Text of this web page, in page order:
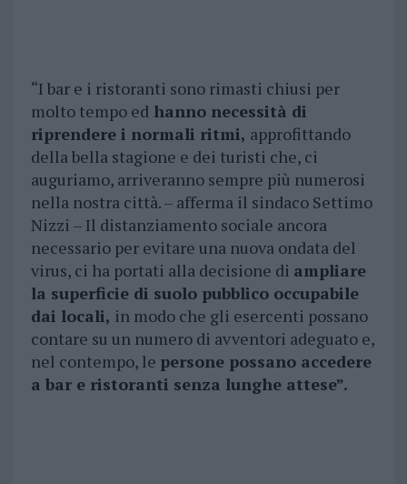
“I bar e i ristoranti sono rimasti chiusi per
molto tempo ed hanno necessità di
riprendere i normali ritmi, approfittando
della bella stagione e dei turisti che, ci
auguriamo, arriveranno sempre più numerosi
nella nostra città. – afferma il sindaco Settimo
Nizzi – Il distanziamento sociale ancora
necessario per evitare una nuova ondata del
virus, ci ha portati alla decisione di ampliare
la superficie di suolo pubblico occupabile
dai locali, in modo che gli esercenti possano
contare su un numero di avventori adeguato e,
nel contempo, le persone possano accedere
a bar e ristoranti senza lunghe attese”.